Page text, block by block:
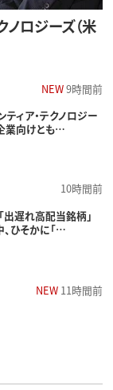
ノロジーズ（米
NEW9時間前
ティア・テクノロジー
業向けとも…
10時間前
遅れ高配当銘柄」
ひそかに「…
NEW11時間前